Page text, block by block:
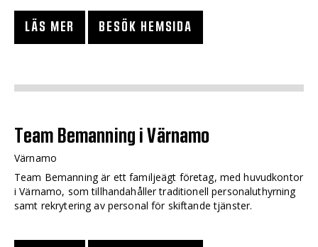
LÄS MER BESÖK HEMSIDA
Team Bemanning i Värnamo
Värnamo
Team Bemanning är ett familjeägt företag, med huvudkontor
i Värnamo, som tillhandahåller traditionell personaluthyrning
samt rekrytering av personal för skiftande tjänster.